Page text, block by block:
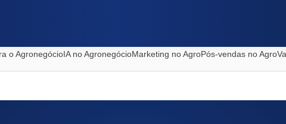
o AgronegócioIA no AgronegócioMarketing no AgroPós-vendas no Agro